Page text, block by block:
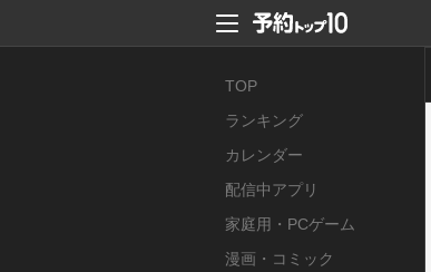
TOP
ランキング
カレンダー
配信中アプリ
家庭用・PCゲーム
漫画・コミック